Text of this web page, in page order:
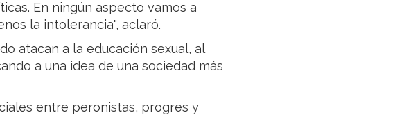
En ningún aspecto vamos a
la intolerancia", aclaró.
atacan a la educación sexual, al
a una idea de una sociedad más
entre peronistas, progres y